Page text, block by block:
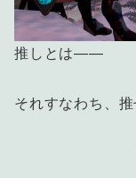
推しとは――
それすなわち、